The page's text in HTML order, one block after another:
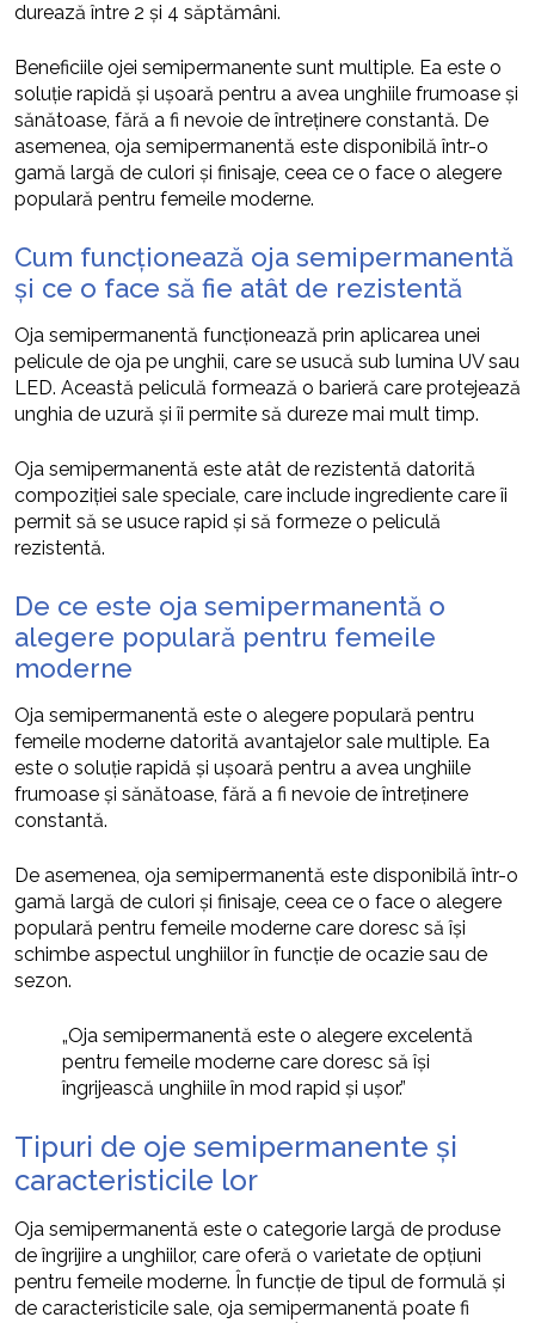
durează între 2 și 4 săptămâni.
Beneficiile ojei semipermanente sunt multiple. Ea este o
soluție rapidă și ușoară pentru a avea unghiile frumoase și
sănătoase, fără a fi nevoie de întreținere constantă. De
asemenea, oja semipermanentă este disponibilă într-o
gamă largă de culori și finisaje, ceea ce o face o alegere
populară pentru femeile moderne.
Cum funcționează oja semipermanentă
și ce o face să fie atât de rezistentă
Oja semipermanentă funcționează prin aplicarea unei
pelicule de oja pe unghii, care se usucă sub lumina UV sau
LED. Această peliculă formează o barieră care protejează
unghia de uzură și îi permite să dureze mai mult timp.
Oja semipermanentă este atât de rezistentă datorită
compoziției sale speciale, care include ingrediente care îi
permit să se usuce rapid și să formeze o peliculă
rezistentă.
De ce este oja semipermanentă o
alegere populară pentru femeile
moderne
Oja semipermanentă este o alegere populară pentru
femeile moderne datorită avantajelor sale multiple. Ea
este o soluție rapidă și ușoară pentru a avea unghiile
frumoase și sănătoase, fără a fi nevoie de întreținere
constantă.
De asemenea, oja semipermanentă este disponibilă într-o
gamă largă de culori și finisaje, ceea ce o face o alegere
populară pentru femeile moderne care doresc să își
schimbe aspectul unghiilor în funcție de ocazie sau de
sezon.
„Oja semipermanentă este o alegere excelentă
pentru femeile moderne care doresc să își
îngrijească unghiile în mod rapid și ușor.”
Tipuri de oje semipermanente și
caracteristicile lor
Oja semipermanentă este o categorie largă de produse
de îngrijire a unghiilor, care oferă o varietate de opțiuni
pentru femeile moderne. În funcție de tipul de formulă și
de caracteristicile sale, oja semipermanentă poate fi